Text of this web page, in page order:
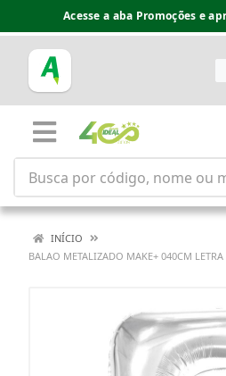
Acesse a aba Promoções e
INÍCIO
BALAO METALIZADO MAKE+ 040CM LETRA